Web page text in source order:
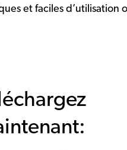
et faciles d’utilisation